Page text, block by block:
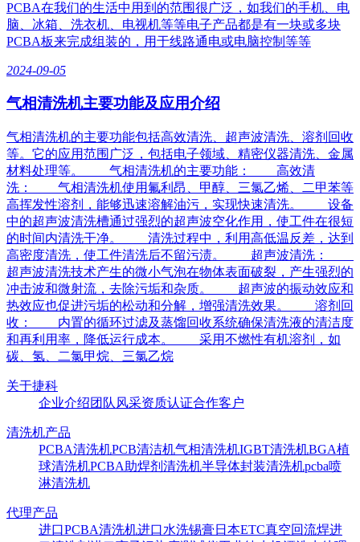
PCBA在我们的生活中用到的范围很广泛，如我们的手机、电
脑、冰箱、洗衣机、电视机等等电子产品都是有一块或多块
PCBA板来完成组装的，用于线路通电或电脑控制等等
2024-09-05
气相清洗机主要功能及应用介绍
气相清洗机的主要功能包括高效清洗、超声波清洗、溶剂回收
等。它的应用范围广泛，包括电子领域、精密仪器清洗、金属
材料处理等。 气相清洗机的主要功能： 高效清
洗： 气相清洗机使用氟利昂、甲醇、三氯乙烯、二甲苯等
高挥发性溶剂，能够迅速溶解油污，实现快速清洗。 设备
中的超声波清洗槽通过强烈的超声波空化作用，使工件在很短
的时间内清洗干净。 清洗过程中，利用高低温反差，达到
高密度清洗，使工件清洗后不留污渍。 超声波清洗：
超声波清洗技术产生的微小气泡在物体表面破裂，产生强烈的
冲击波和微射流，去除污垢和杂质。 超声波的振动效应和
热效应也促进污垢的松动和分解，增强清洗效果。 溶剂回
收： 内置的循环过滤及蒸馏回收系统确保清洗液的清洁度
和再利用率，降低运行成本。 采用不燃性有机溶剂，如
碳、氢、二氯甲烷、三氯乙烷
关于捷科
企业介绍团队风采资质认证合作客户
清洗机产品
PCBA清洗机PCB清洁机气相清洗机IGBT清洗机BGA植
球清洗机PCBA助焊剂清洗机半导体封装清洗机pcba喷
淋清洗机
代理产品
进口PCBA清洗机进口水洗锡膏 日本ETC真空回流焊进